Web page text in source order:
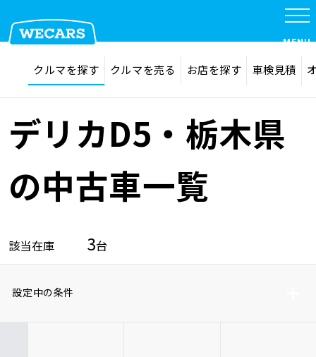
在庫検索 サイト内検索
MENU
クルマを探す
クルマを探す クルマを売る お店を探す 車検見積
デリカD5・栃木県
の中古車一覧
該当在庫 3台
設定中の条件